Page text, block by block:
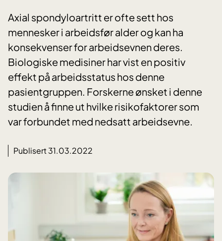
Axial spondyloartritt er ofte sett hos
mennesker i arbeidsfør alder og kan ha
konsekvenser for arbeidsevnen deres.
Biologiske medisiner har vist en positiv
effekt på arbeidsstatus hos denne
pasientgruppen. Forskerne ønsket i denne
studien å finne ut hvilke risikofaktorer som
var forbundet med nedsatt arbeidsevne.
Publisert 31.03.2022